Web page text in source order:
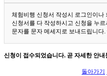
체험비행 신청서 작성시 로그인이나
신청서를 다 작성하시고 신청을 누
문자를 문자 메세지로 보내드립니다.
신청이 접수되었습니다. 곧 자세한 안
돌아가기